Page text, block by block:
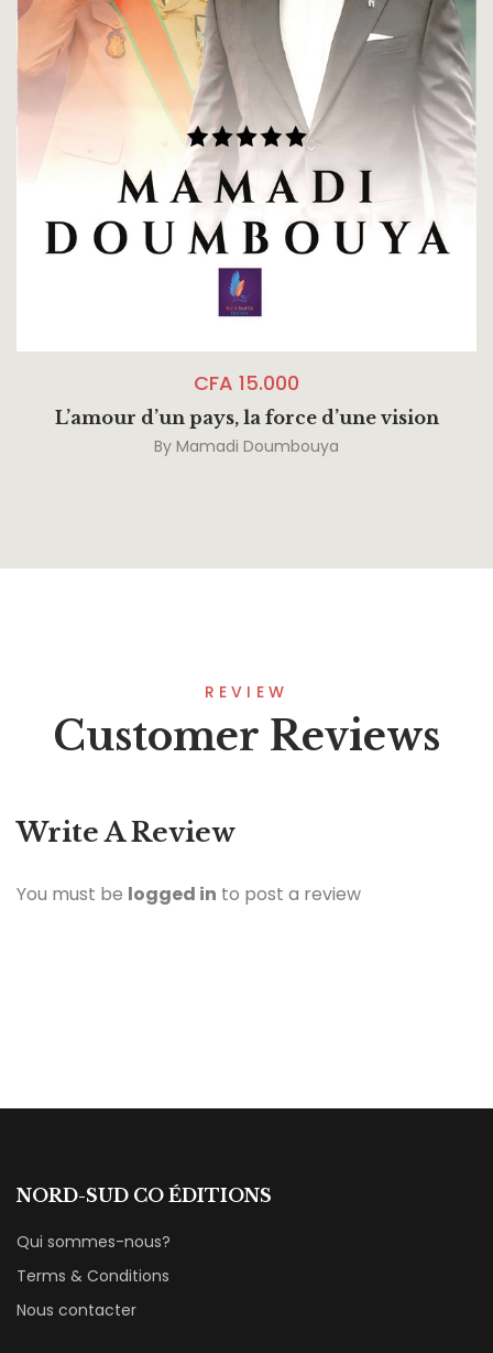
CFA 15.000
L’amour d’un pays, la force d’une vision
By Mamadi Doumbouya
REVIEW
Customer Reviews
Write A Review
You must be logged in to post a review
NORD-SUD CO ÉDITIONS
Qui sommes-nous?
Terms & Conditions
Nous contacter